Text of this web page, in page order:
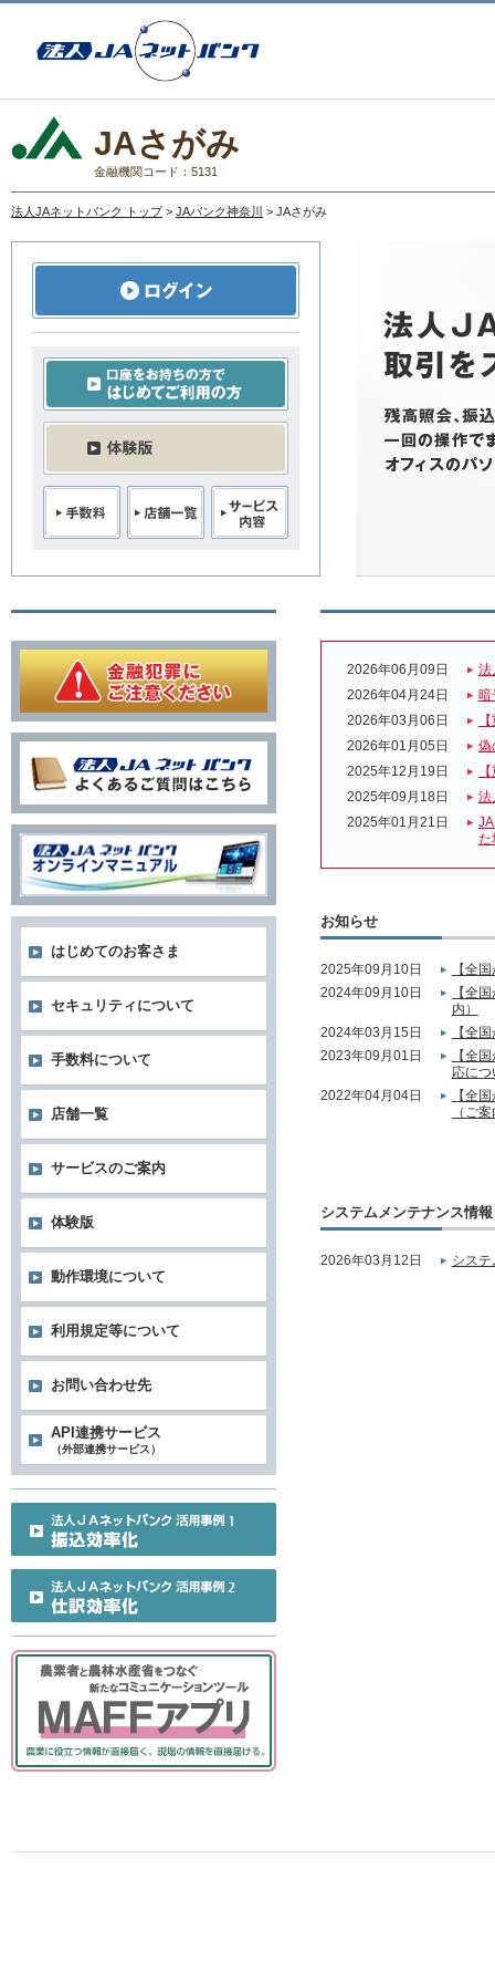
JAさがみ
金融機関コード：5131
法人JAネットバンク トップ > JAバンク神奈川 > JAさがみ
2026年06月09日
法
2026年04月24日
暗
2026年03月06日
2026年01月05日
偽
2025年12月19日
2025年09月18日
法
2025年01月21日
た
お知らせ
2025年09月10日
【全
2024年09月10日
【全
内）
2024年03月15日
【全
2023年09月01日
【全
応に
2022年04月04日
【全
（ご
システムメンテナンス情報
2026年03月12日 シス
はじめてのお客さま
セキュリティについて
手数料について
店舗一覧
サービスのご案内
体験版
動作環境について
利用規定等について
お問い合わせ先
API連携サービス
（外部連携サービス）